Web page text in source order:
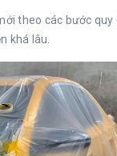
theo các bước quy
khá lâu.